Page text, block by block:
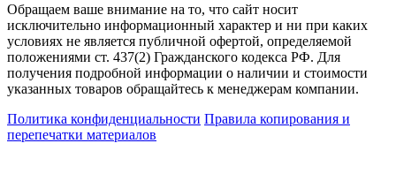
Обращаем ваше внимание на то, что сайт носит
исключительно информационный характер и ни при каких
условиях не является публичной офертой, определяемой
положениями ст. 437(2) Гражданского кодекса РФ. Для
получения подробной информации о наличии и стоимости
указанных товаров обращайтесь к менеджерам компании.
Политика конфиденциальности Правила копирования и
перепечатки материалов